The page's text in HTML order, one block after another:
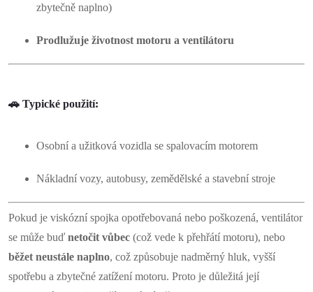
zbytečně naplno)
Prodlužuje životnost motoru a ventilátoru
🚗 Typické použití:
Osobní a užitková vozidla se spalovacím motorem
Nákladní vozy, autobusy, zemědělské a stavební stroje
Pokud je viskózní spojka opotřebovaná nebo poškozená, ventilátor
se může buď netočit vůbec (což vede k přehřátí motoru), nebo
běžet neustále naplno, což způsobuje nadměrný hluk, vyšší
spotřebu a zbytečné zatížení motoru. Proto je důležitá její